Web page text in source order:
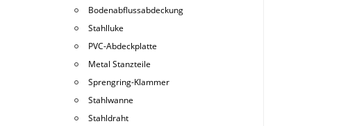
Bodenabflussabdeckung
Stahlluke
PVC-Abdeckplatte
Metal Stanzteile
Sprengring-Klammer
Stahlwanne
Stahldraht